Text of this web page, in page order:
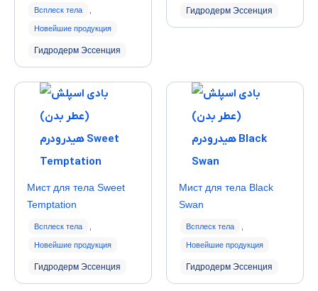
Всплеск тела
Новейшие продукция
Гидродерм Эссенция
Гидродерм Эссенция
Мист для тела Sweet
Temptation
Всплеск тела
Новейшие продукция
Гидродерм Эссенция
Мист для тела Black
Swan
Всплеск тела
Новейшие продукция
Гидродерм Эссенция